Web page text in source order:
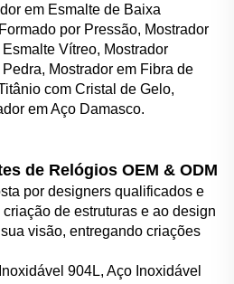
em Esmalte de Baixa
por Pressão, Mostrador
Vítreo, Mostrador
Mostrador em Fibra de
com Cristal de Gelo,
em Aço Damasco.
de Relógios OEM & ODM
por designers qualificados e
de estruturas e ao design
visão, entregando criações
904L, Aço Inoxidável